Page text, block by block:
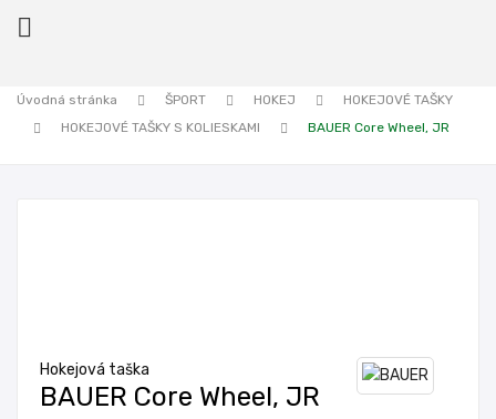

Úvodná stránka ŠPORT HOKEJ
HOKEJOVÉ TAŠKY
HOKEJOVÉ TAŠKY S KOLIESKAMI
BAUER Core Wheel, JR
Hokejová taška
BAUER Core Wheel, JR